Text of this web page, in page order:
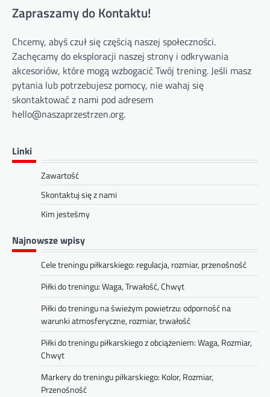
Zapraszamy do Kontaktu!
Chcemy, abyś czuł się częścią naszej społeczności.
Zachęcamy do eksploracji naszej strony i odkrywania
akcesoriów, które mogą wzbogacić Twój trening. Jeśli masz
pytania lub potrzebujesz pomocy, nie wahaj się
skontaktować z nami pod adresem
hello@naszaprzestrzen.org.
Linki
Zawartość
Skontaktuj się z nami
Kim jesteśmy
Najnowsze wpisy
Cele treningu piłkarskiego: regulacja, rozmiar, przenośność
Piłki do treningu: Waga, Trwałość, Chwyt
Piłki do treningu na świeżym powietrzu: odporność na
warunki atmosferyczne, rozmiar, trwałość
Piłki do treningu piłkarskiego z obciążeniem: Waga, Rozmiar,
Chwyt
Markery do treningu piłkarskiego: Kolor, Rozmiar,
Przenośność